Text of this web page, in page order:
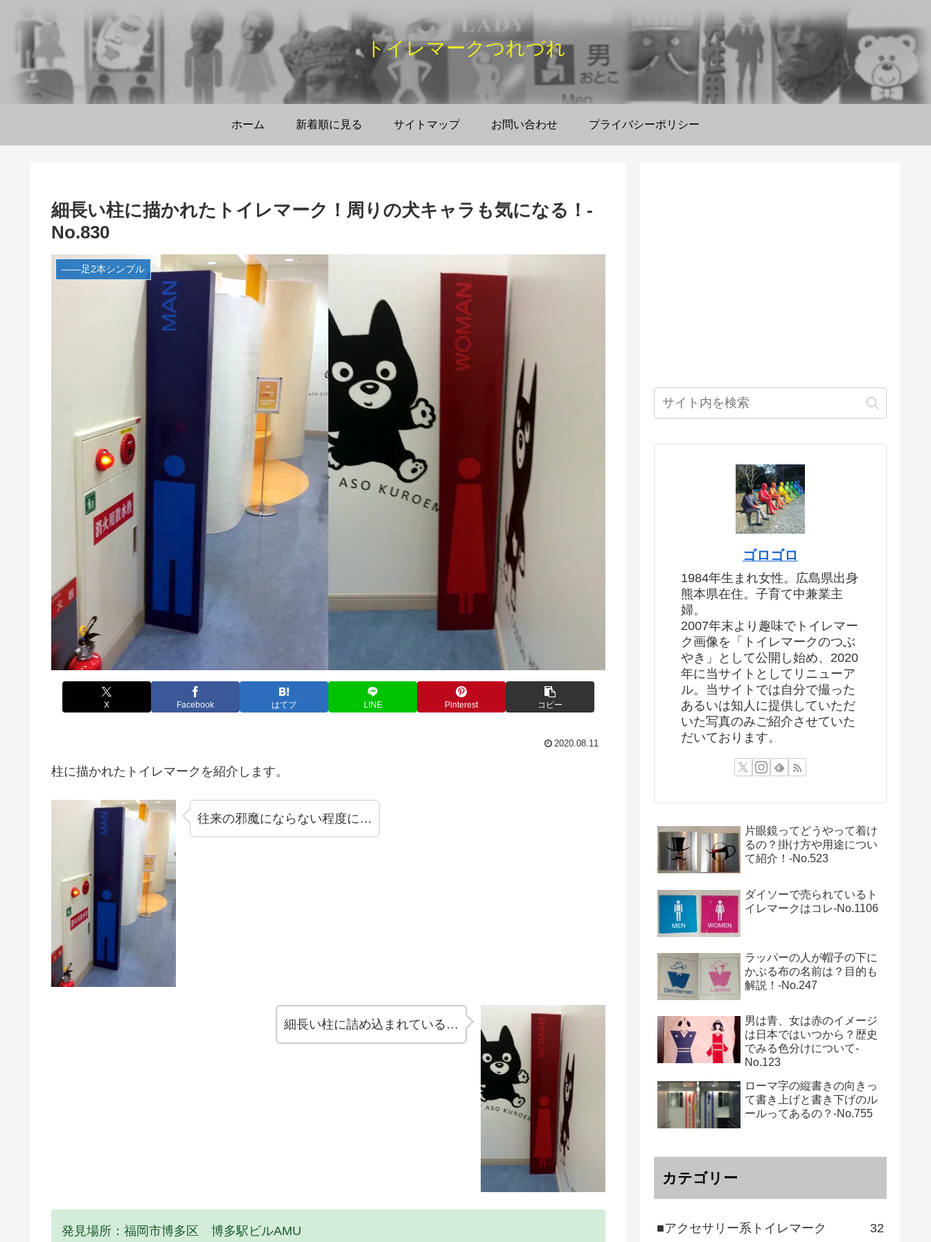
トイレマークつれづれ
ホーム 新着順に見る サイトマップ お問い合わせ プライバシーポリシー
細長い柱に描かれたトイレマーク！周りの犬キャラも気になる！‐
No.830
――足2本シンプル
X Facebook はてブ LINE Pinterest コピー
2020.08.11
柱に描かれたトイレマークを紹介します。
往来の邪魔にならない程度に…
細長い柱に詰め込まれている…
発見場所：福岡市博多区 博多駅ビルAMU
ゴロゴロ
1984年生まれ女性。広島県出身
熊本県在住。子育て中兼業主
婦。
2007年末より趣味でトイレマー
ク画像を「トイレマークのつぶ
やき」として公開し始め、2020
年に当サイトとしてリニューア
ル。当サイトでは自分で撮った
あるいは知人に提供していただ
いた写真のみご紹介させていた
だいております。
片眼鏡ってどうやって着け
るの？掛け方や用途につい
て紹介！‐No.523
ダイソーで売られているト
イレマークはコレ-No.1106
ラッパーの人が帽子の下に
かぶる布の名前は？目的も
解説！‐No.247
男は青、女は赤のイメージ
は日本ではいつから？歴史
でみる色分けについて-
No.123
ローマ字の縦書きの向きっ
て書き上げと書き下げのル
ールってあるの？‐No.755
カテゴリー
■アクセサリー系トイレマーク 32